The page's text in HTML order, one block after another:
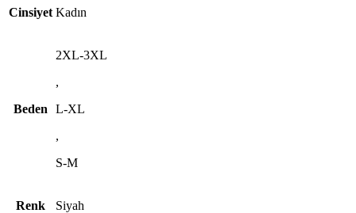
Cinsiyet Kadın
Beden
2XL-3XL
,
L-XL
,
S-M
Renk Siyah